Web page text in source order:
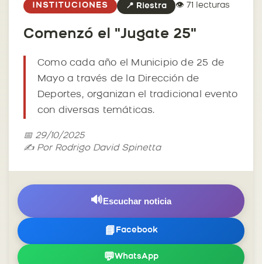
INSTITUCIONES 📍 Riestra 👁️ 71 lecturas
Comenzó el "Jugate 25"
Como cada año el Municipio de 25 de
Mayo a través de la Dirección de
Deportes, organizan el tradicional evento
con diversas temáticas.
📅 29/10/2025
✍️ Por Rodrigo David Spinetta
🔊Escuchar noticia
📘 Facebook
💬WhatsApp